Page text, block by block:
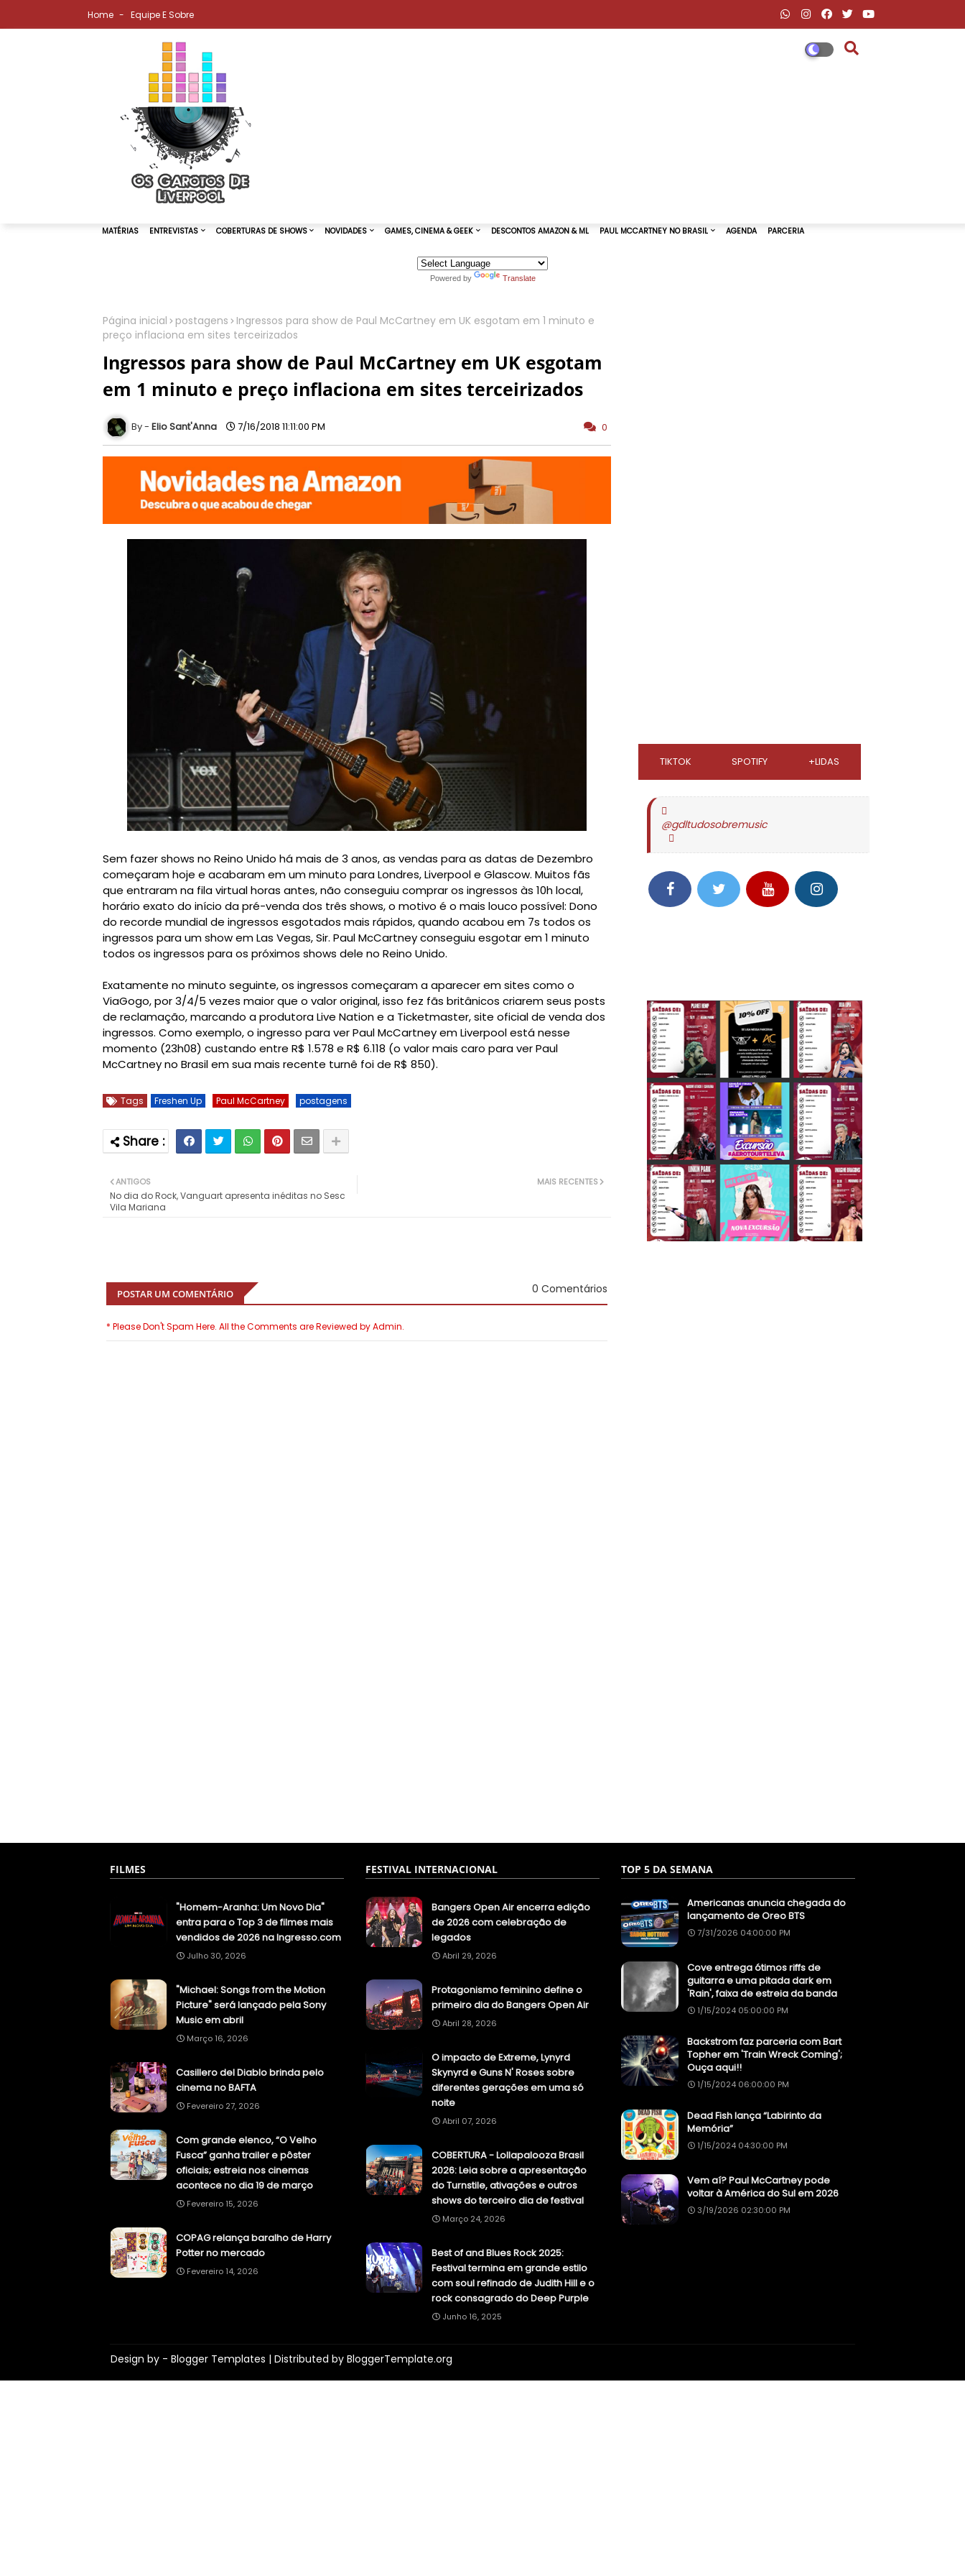
Home Equipe E Sobre
Powered by Translate
Página inicial postagens
Ingressos para show de Paul McCartney em UK esgotam em 1 minuto e
preço inflaciona em sites terceirizados
Ingressos para show de Paul McCartney em UK esgotam
em 1 minuto e preço inflaciona em sites terceirizados
Elio Sant'Anna 7/16/2018 11:11:00 PM 0
Sem fazer shows no Reino Unido há mais de 3 anos, as vendas para as datas de Dezembro
começaram hoje e acabaram em um minuto para Londres, Liverpool e Glascow. Muitos fãs
que entraram na fila virtual horas antes, não conseguiu comprar os ingressos às 10h local,
horário exato do início da pré-venda dos três shows, o motivo é o mais louco possível: Dono
do recorde mundial de ingressos esgotados mais rápidos, quando acabou em 7s todos os
ingressos para um show em Las Vegas, Sir. Paul McCartney conseguiu esgotar em 1 minuto
todos os ingressos para os próximos shows dele no Reino Unido.
Exatamente no minuto seguinte, os ingressos começaram a aparecer em sites como o
ViaGogo, por 3/4/5 vezes maior que o valor original, isso fez fãs britânicos criarem seus posts
de reclamação, marcando a produtora Live Nation e a Ticketmaster, site oficial de venda dos
ingressos. Como exemplo, o ingresso para ver Paul McCartney em Liverpool está nesse
momento (23h08) custando entre R$ 1.578 e R$ 6.118 (o valor mais caro para ver Paul
McCartney no Brasil em sua mais recente turnê foi de R$ 850).
Tags Freshen Up Paul McCartney postagens
MAIS RECENTES
ANTIGOS
No dia do Rock, Vanguart apresenta inéditas no Sesc
Vila Mariana
POSTAR UM COMENTÁRIO 0 Comentários
* Please Don't Spam Here. All the Comments are Reviewed by Admin.
TIKTOK SPOTIFY +LIDAS
@gdltudosobremusic
FILMES
"Homem-Aranha: Um Novo Dia"
entra para o Top 3 de filmes mais
vendidos de 2026 na Ingresso.com
Julho 30, 2026
"Michael: Songs from the Motion
Picture" será lançado pela Sony
Music em abril
Março 16, 2026
Casillero del Diablo brinda pelo
cinema no BAFTA
Fevereiro 27, 2026
Com grande elenco, “O Velho
Fusca” ganha trailer e pôster
oficiais; estreia nos cinemas
acontece no dia 19 de março
Fevereiro 15, 2026
COPAG relança baralho de Harry
Potter no mercado
Fevereiro 14, 2026
FESTIVAL INTERNACIONAL
Bangers Open Air encerra edição
de 2026 com celebração de
legados
Abril 29, 2026
Protagonismo feminino define o
primeiro dia do Bangers Open Air
Abril 28, 2026
O impacto de Extreme, Lynyrd
Skynyrd e Guns N' Roses sobre
diferentes gerações em uma só
noite
Abril 07, 2026
COBERTURA - Lollapalooza Brasil
2026: Leia sobre a apresentação
do Turnstile, ativações e outros
shows do terceiro dia de festival
Março 24, 2026
Best of and Blues Rock 2025:
Festival termina em grande estilo
com soul refinado de Judith Hill e o
rock consagrado do Deep Purple
Junho 16, 2025
TOP 5 DA SEMANA
Americanas anuncia chegada do
lançamento de Oreo BTS
7/31/2026 04:00:00 PM
Cove entrega ótimos riffs de
guitarra e uma pitada dark em
'Rain', faixa de estreia da banda
1/15/2024 05:00:00 PM
Backstrom faz parceria com Bart
Topher em 'Train Wreck Coming';
Ouça aqui!!
1/15/2024 06:00:00 PM
Dead Fish lança “Labirinto da
Memória”
1/15/2024 04:30:00 PM
Vem aí? Paul McCartney pode
voltar à América do Sul em 2026
3/19/2026 02:30:00 PM
Design by - Blogger Templates | Distributed by BloggerTemplate.org